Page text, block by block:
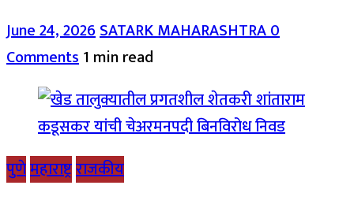
June 24, 2026SATARK MAHARASHTRA0
Comments1 min read
पुणेमहाराष्ट्रराजकीय